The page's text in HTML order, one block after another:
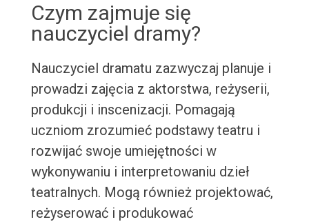
Czym zajmuje się
nauczyciel dramy?
Nauczyciel dramatu zazwyczaj planuje i
prowadzi zajęcia z aktorstwa, reżyserii,
produkcji i inscenizacji. Pomagają
uczniom zrozumieć podstawy teatru i
rozwijać swoje umiejętności w
wykonywaniu i interpretowaniu dzieł
teatralnych. Mogą również projektować,
reżyserować i produkować